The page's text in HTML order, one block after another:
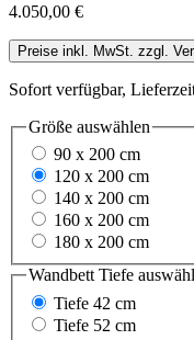
4.050,00 €
Preise inkl. MwSt. zzgl.
Sofort verfügbar,
Größe auswählen
90 x 200 cm
120 x 200 cm
140 x 200 cm
160 x 200 cm
180 x 200 cm
Wandbett Tiefe
Tiefe 42 cm
Tiefe 52 cm